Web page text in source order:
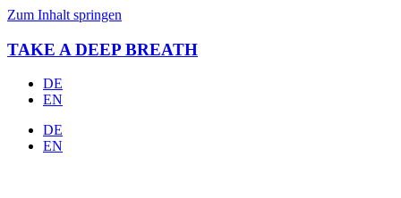
Zum Inhalt springen
TAKE A DEEP BREATH
DE
EN
DE
EN